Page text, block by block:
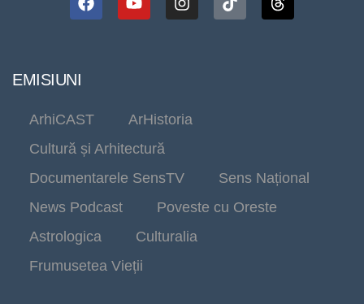
EMISIUNI
ArhiCAST
ArHistoria
Cultură și Arhitectură
Documentarele SensTV
Sens Național
News Podcast
Poveste cu Oreste
Astrologica
Culturalia
Frumusetea Vieții